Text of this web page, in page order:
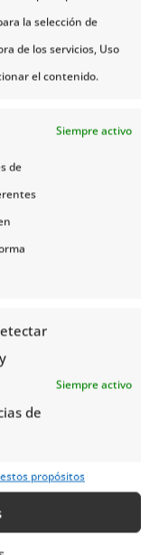
la selección de
de los servicios, Uso
el contenido.
Siempre activo
de
de
Siempre activo
propósitos
primeros
y
con una
del
La
por su
de